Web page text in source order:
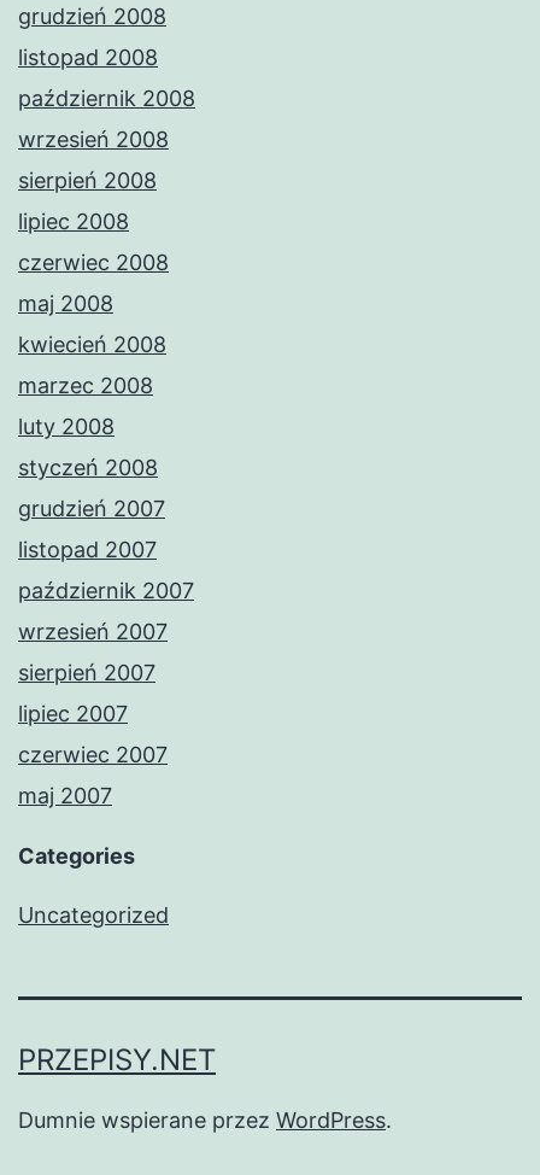
grudzień 2008
listopad 2008
październik 2008
wrzesień 2008
sierpień 2008
lipiec 2008
czerwiec 2008
maj 2008
kwiecień 2008
marzec 2008
luty 2008
styczeń 2008
grudzień 2007
listopad 2007
październik 2007
wrzesień 2007
sierpień 2007
lipiec 2007
czerwiec 2007
maj 2007
Categories
Uncategorized
PRZEPISY.NET
Dumnie wspierane przez WordPress.